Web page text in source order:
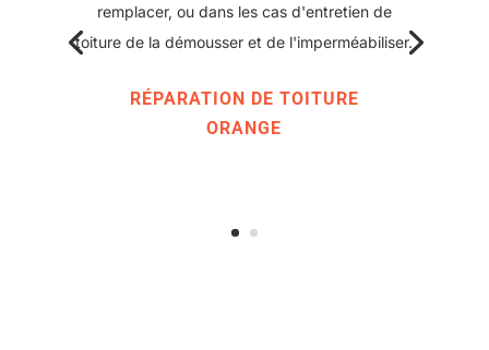
moderne avec peu de points de rupture tout en
conservant l'aspect classique des toitures
RÉPARATION DE TOITURE